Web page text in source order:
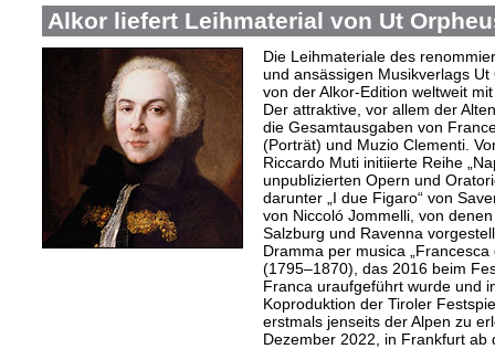
Alkor liefert Leihmaterial von Ut
Die Leihmateriale des
und ansässigen Musikverlags
von der Alkor-Edition weltweit
Der attraktive, vor allem der
die Gesamtausgaben von
(Porträt) und Muzio Clementi.
Riccardo Muti initiierte Reihe
unpublizierten Opern und
darunter „I due Figaro“ von
von Niccoló Jommelli, von
Salzburg und Ravenna
Dramma per musica
(1795–1870), das 2016 beim
Franca uraufgeführt wurde und
Koproduktion der Tiroler
erstmals jenseits der Alpen zu
Dezember 2022, in Frankfurt ab